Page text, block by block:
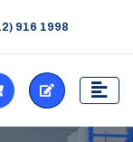
916 1998